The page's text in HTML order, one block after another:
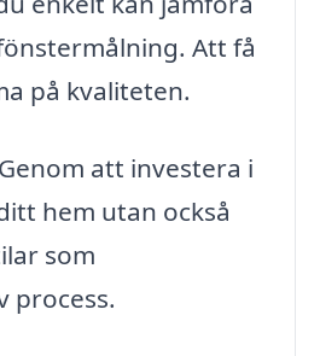
Att få
på kvaliteten.
att investera i
hem utan också
som
process.